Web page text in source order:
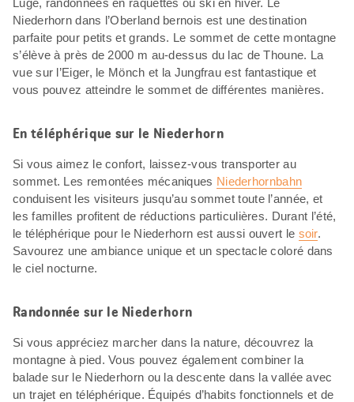
Niederhorn dans l’Oberland bernois est une destination
parfaite pour petits et grands. Le sommet de cette montagne
s’élève à près de 2000 m au-dessus du lac de Thoune. La
vue sur l’Eiger, le Mönch et la Jungfrau est fantastique et
vous pouvez atteindre le sommet de différentes manières.
En téléphérique sur le Niederhorn
Si vous aimez le confort, laissez-vous transporter au
sommet. Les remontées mécaniques Niederhornbahn
conduisent les visiteurs jusqu’au sommet toute l’année, et
les familles profitent de réductions particulières. Durant l’été,
le téléphérique pour le Niederhorn est aussi ouvert le soir.
Savourez une ambiance unique et un spectacle coloré dans
le ciel nocturne.
Randonnée sur le Niederhorn
Si vous appréciez marcher dans la nature, découvrez la
montagne à pied. Vous pouvez également combiner la
balade sur le Niederhorn ou la descente dans la vallée avec
un trajet en téléphérique. Équipés d’habits fonctionnels et de